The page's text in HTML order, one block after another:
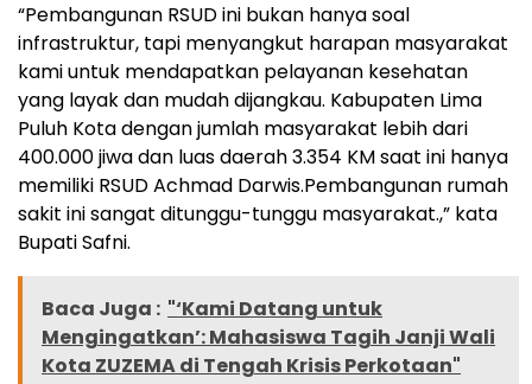
“Pembangunan RSUD ini bukan hanya soal
infrastruktur, tapi menyangkut harapan masyarakat
kami untuk mendapatkan pelayanan kesehatan
yang layak dan mudah dijangkau. Kabupaten Lima
Puluh Kota dengan jumlah masyarakat lebih dari
400.000 jiwa dan luas daerah 3.354 KM saat ini hanya
memiliki RSUD Achmad Darwis.Pembangunan rumah
sakit ini sangat ditunggu-tunggu masyarakat.,” kata
Bupati Safni.
Baca Juga : "‘Kami Datang untuk
Mengingatkan’: Mahasiswa Tagih Janji Wali
Kota ZUZEMA di Tengah Krisis Perkotaan"